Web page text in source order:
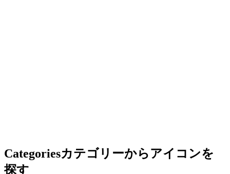
Categoriesカテゴリーからアイコンを
探す